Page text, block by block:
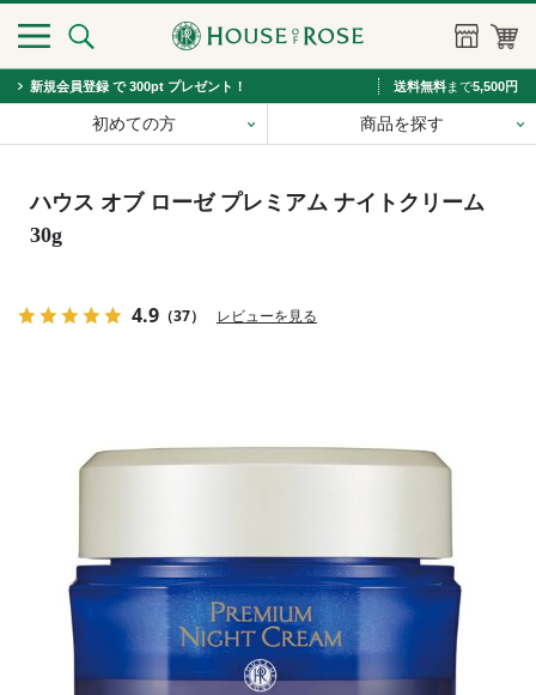
新規会員登録 で 300pt プレゼント！ 送料無料まで5,500円
初めての方 商品を探す
ハウス オブ ローゼ プレミアム ナイトクリーム
30g
4.9（37） レビューを見る